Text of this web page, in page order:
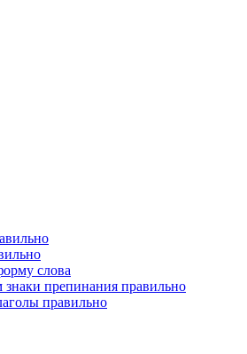
слова
знаки препинания правильно
правильно